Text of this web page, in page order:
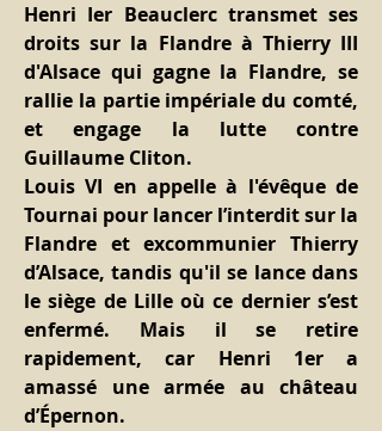
Henri Ier Beauclerc transmet ses
droits sur la Flandre à Thierry III
d'Alsace qui gagne la Flandre, se
rallie la partie impériale du comté,
et engage la lutte contre
Guillaume Cliton.
Louis VI en appelle à l'évêque de
Tournai pour lancer l’interdit sur la
Flandre et excommunier Thierry
d’Alsace, tandis qu'il se lance dans
le siège de Lille où ce dernier s’est
enfermé. Mais il se retire
rapidement, car Henri 1er a
amassé une armée au château
d’Épernon.